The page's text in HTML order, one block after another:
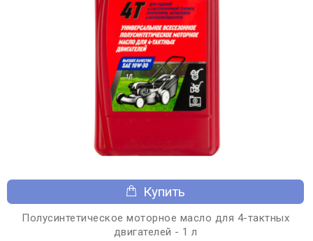
Купить
Полусинтетическое моторное масло для 4-тактных
двигателей - 1 л